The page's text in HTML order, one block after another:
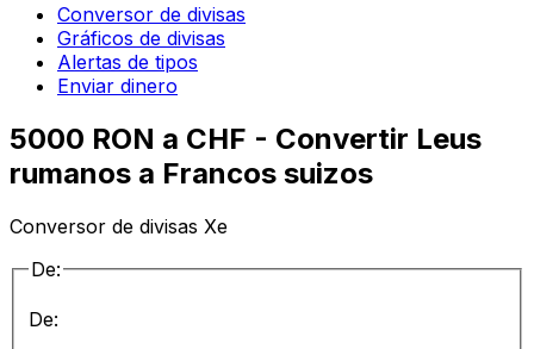
Conversor de divisas
Gráficos de divisas
Alertas de tipos
Enviar dinero
5000 RON a CHF - Convertir Leus
rumanos a Francos suizos
Conversor de divisas Xe
De:
De: